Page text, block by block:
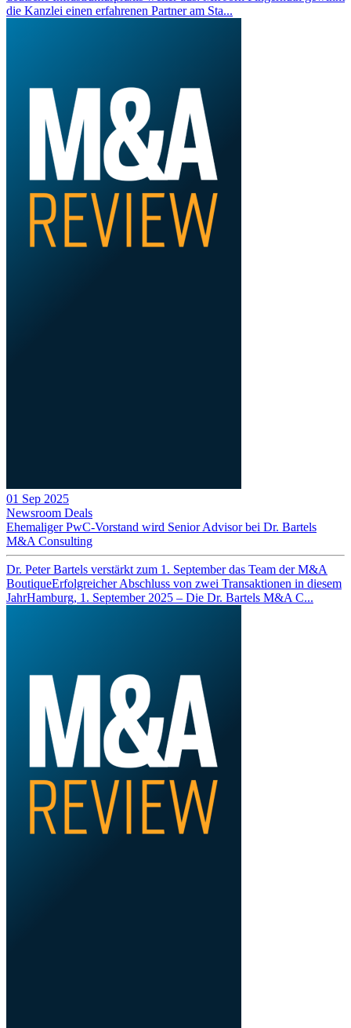
die Kanzlei einen erfahrenen Partner am Sta...
01 Sep 2025
Newsroom Deals
Ehemaliger PwC-Vorstand wird Senior Advisor bei Dr. Bartels
M&A Consulting
Dr. Peter Bartels verstärkt zum 1. September das Team der M&A
BoutiqueErfolgreicher Abschluss von zwei Transaktionen in diesem
JahrHamburg, 1. September 2025 – Die Dr. Bartels M&A C...